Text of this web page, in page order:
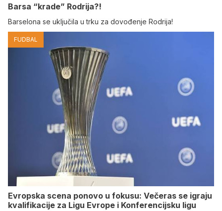
Barsa “krade” Rodrija?!
Barselona se uključila u trku za dovođenje Rodrija!
FUDBAL
Evropska scena ponovo u fokusu: Večeras se igraju
kvalifikacije za Ligu Evrope i Konferencijsku ligu